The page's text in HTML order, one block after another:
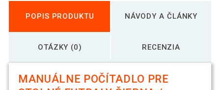
POPIS PRODUKTU NÁVODY A ČLÁNKY
OTÁZKY (0) RECENZIA
MANUÁLNE POČÍTADLO PRE